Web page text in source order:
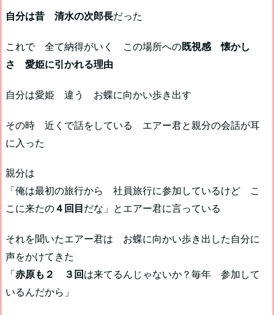
自分は昔 清水の次郎長だった
これで 全て納得がいく この場所への既視感 懐かし
さ 愛姫に引かれる理由
自分は愛姫 違う お蝶に向かい歩き出す
その時 近くで話をしている エアー君と親分の会話が耳
に入った
親分は
「俺は最初の旅行から 社員旅行に参加しているけど こ
こに来たの４回目だな」とエアー君に言っている
それを聞いたエアー君は お蝶に向かい歩き出した自分に
声をかけてきた
「赤原も２ ３回は来てるんじゃないか？毎年 参加して
いるんだから」